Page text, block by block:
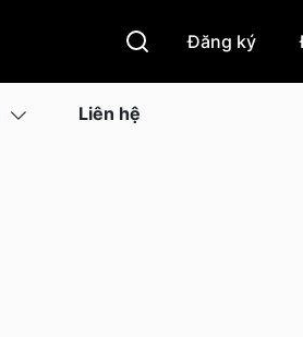
Đăng ký
Liên hệ